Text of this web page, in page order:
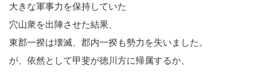
大きな軍事力を保持していた
穴山衆を出陣させた結果、
東郡一揆は壊滅、郡内一揆も勢力を失いました。
が、依然として甲斐が徳川方に帰属するか、